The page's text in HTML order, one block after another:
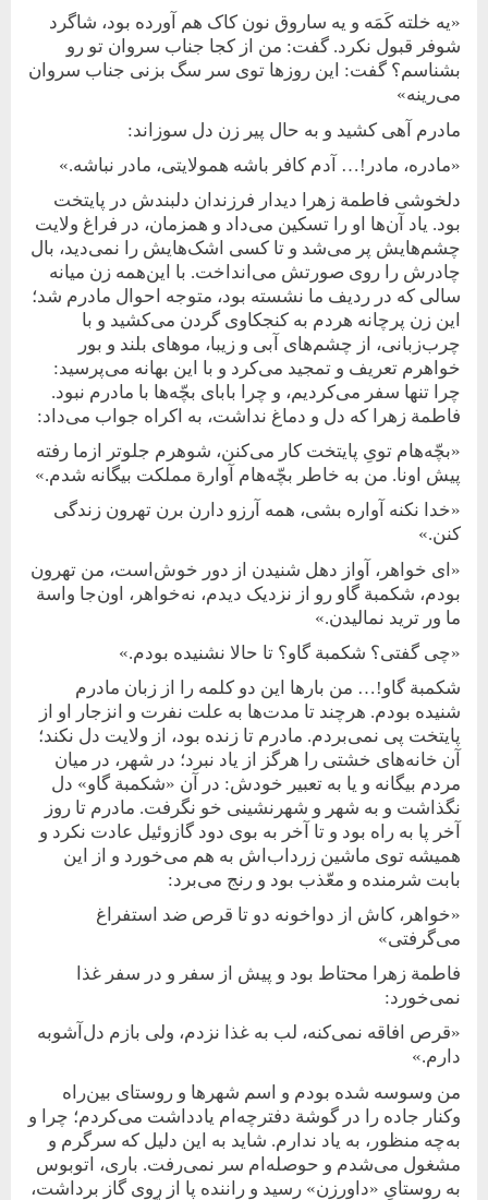
«یه خلته کَمَه و یه ساروق نون کاک هم آورده بود، شاگرد
شوفر قبول نکرد. گفت: من‌ از کجا جناب سروان تو رو
بشناسم؟ گفت: این روزها توی سر سگ بزنی جناب سروان
می‌رینه»
مادرم آهی کشید و به حال پیر زن دل سوزاند:
«مادره، مادر!… آدم کافر باشه همولایتی، مادر نباشه.»
دلخوشی فاطمة زهرا دیدار فرزندان دلبندش در پایتخت
بود. یاد آن‌ها او را تسکین می‌داد و همزمان، در فراغ ولایت
چشم‌هایش پر می‌شد و تا کسی اشک‌هایش را نمی‌دید، بال
چادرش را‌ روی صورتش می‌انداخت. با این‌همه زن میانه
سالی که در ردیف ما نشسته بود، متوجه احوال مادرم شد؛
این زن پرچانه هردم به کنجکاوی گردن می‌کشید و با
چرب‌زبانی، از چشم‌های آبی و زیبا، موهای بلند و بور
خواهرم تعریف و تمجید می‌کرد و با این بهانه می‌پرسید:
چرا تنها سفر می‌کردیم، و چرا بابای بچّه‌ها با مادرم نبود.
فاطمة زهرا که دل و دماغ نداشت، به اکراه جواب می‌داد:
«بچّه‌هام تویِ پایتخت کار می‌کنن، شوهرم جلوتر ازما رفته
پیش اونا. من به خاطر بچّه‌هام آوارة مملکت بیگانه شدم.»
«خدا نکنه آواره بشی، همه آرزو دارن برن تهرون زندگی
کنن.»
«ای خواهر، آواز دهل شنیدن از دور خوش‌‌است، من تهرون
بودم، شکمبة گاو رو از نزدیک دیدم، نه‌خواهر، اون‌جا واسة
ما ور ترید نمالیدن.»
«چی گفتی؟ شکمبة گاو؟ تا حالا نشنیده بودم.»
شکمبة گاو!… من بارها این دو کلمه را از زبان مادرم
شنیده بودم. هر‌چند تا مدت‌ها به علت نفرت و انزجار او از
پایتخت پی نمی‌‌بردم. مادرم تا زنده بود، از ولایت‌ دل نکند؛
آن خانه‌های خشتی‌ را هرگز از یاد نبرد؛ در شهر، در میان
مردم بیگانه و یا به تعبیر خودش: در آن «شکمبة گاو» دل
نگذاشت و به شهر و شهر‌نشینی خو نگرفت. مادرم تا روز
آخر پا به ‌راه بود و تا آخر به بوی دود گازوئیل عادت نکرد و
همیشه توی ماشین زرداب‌اش به هم می‌خورد و از این
بابت شرمنده و معّذب بود و رنج می‌برد:
«خواهر، کاش از دواخونه دو تا قرص ضد استفراغ
می‌گرفتی»
فاطمة زهرا محتاط بود و پیش از سفر و در سفر غذا
نمی‌خورد:
«قرص افاقه نمی‌کنه، لب به غذا نزدم، ولی بازم دل‌آشوبه
دارم.»
من وسوسه شده بودم و اسم شهرها و روستای بین‌راه
و‌کنار جاده را در گوشة دفترچه‌ام یادداشت می‌کردم؛ چرا و
به‌چه منظور، به یاد ندارم. شاید به این دلیل که سر‌گرم و
مشغول می‌شدم و حوصله‌ام سر نمی‌رفت. باری، اتوبوس
به روستایِ «داورزن» رسید و راننده پا از روی گاز برداشت،